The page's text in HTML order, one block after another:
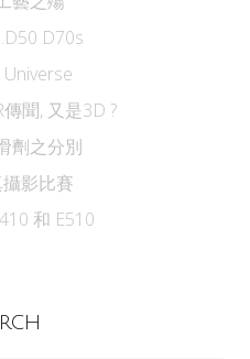
D70s
聞, 又是3D ?
劑之分別
影比賽
和 E510